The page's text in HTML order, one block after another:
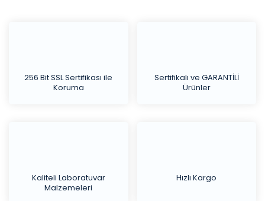
256 Bit SSL Sertifikası ile
Koruma
Sertifikalı ve GARANTİLİ
Ürünler
Kaliteli Laboratuvar
Malzemeleri
Hızlı Kargo